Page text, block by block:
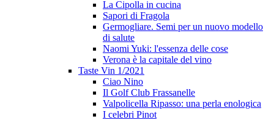
La Cipolla in cucina
Sapori di Fragola
Germogliare. Semi per un nuovo modello
di salute
Naomi Yuki: l'essenza delle cose
Verona è la capitale del vino
Taste Vin 1/2021
Ciao Nino
Il Golf Club Frassanelle
Valpolicella Ripasso: una perla enologica
I celebri Pinot